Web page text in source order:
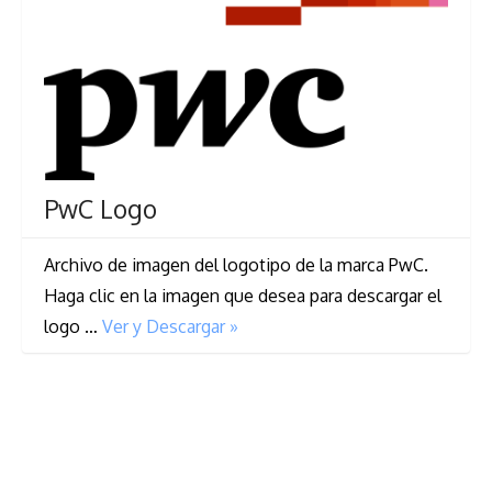
PwC Logo
Archivo de imagen del logotipo de la marca PwC.
Haga clic en la imagen que desea para descargar el
logo … Ver y Descargar »